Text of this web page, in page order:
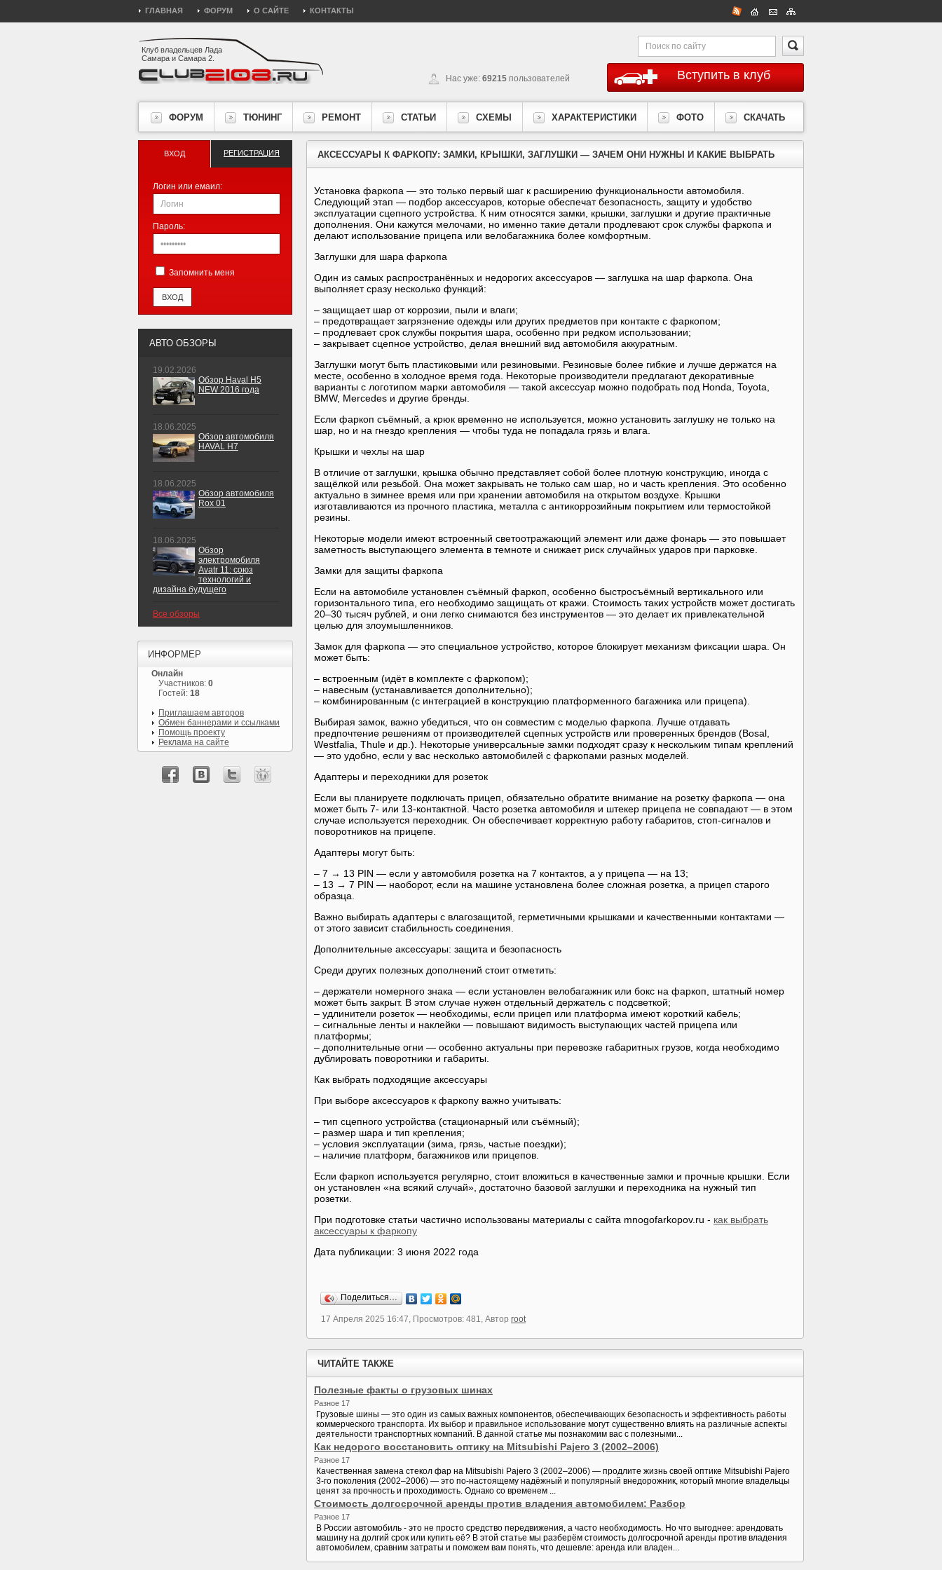
ГЛАВНАЯ ФОРУМ О САЙТЕ КОНТАКТЫ
Клуб владельцев Лада
Самара и Самара 2.
Вступить в клуб
Нас уже: 69215 пользователей
ФОРУМ ТЮНИНГ РЕМОНТ СТАТЬИ СХЕМЫ ХАРАКТЕРИСТИКИ ФОТО СКАЧАТЬ
АКСЕССУАРЫ К ФАРКОПУ: ЗАМКИ, КРЫШКИ, ЗАГЛУШКИ — ЗАЧЕМ ОНИ НУЖНЫ И КАКИЕ ВЫБРАТЬ
Установка фаркопа — это только первый шаг к расширению функциональности автомобиля.
Следующий этап — подбор аксессуаров, которые обеспечат безопасность, защиту и удобство
эксплуатации сцепного устройства. К ним относятся замки, крышки, заглушки и другие практичные
дополнения. Они кажутся мелочами, но именно такие детали продлевают срок службы фаркопа и
делают использование прицепа или велобагажника более комфортным.
Заглушки для шара фаркопа
Один из самых распространённых и недорогих аксессуаров — заглушка на шар фаркопа. Она
выполняет сразу несколько функций:
– защищает шар от коррозии, пыли и влаги;
– предотвращает загрязнение одежды или других предметов при контакте с фаркопом;
– продлевает срок службы покрытия шара, особенно при редком использовании;
– закрывает сцепное устройство, делая внешний вид автомобиля аккуратным.
Заглушки могут быть пластиковыми или резиновыми. Резиновые более гибкие и лучше держатся на
месте, особенно в холодное время года. Некоторые производители предлагают декоративные
варианты с логотипом марки автомобиля — такой аксессуар можно подобрать под Honda, Toyota,
BMW, Mercedes и другие бренды.
Если фаркоп съёмный, а крюк временно не используется, можно установить заглушку не только на
шар, но и на гнездо крепления — чтобы туда не попадала грязь и влага.
Крышки и чехлы на шар
В отличие от заглушки, крышка обычно представляет собой более плотную конструкцию, иногда с
защёлкой или резьбой. Она может закрывать не только сам шар, но и часть крепления. Это особенно
актуально в зимнее время или при хранении автомобиля на открытом воздухе. Крышки
изготавливаются из прочного пластика, металла с антикоррозийным покрытием или термостойкой
резины.
Некоторые модели имеют встроенный светоотражающий элемент или даже фонарь — это повышает
заметность выступающего элемента в темноте и снижает риск случайных ударов при парковке.
Замки для защиты фаркопа
Если на автомобиле установлен съёмный фаркоп, особенно быстросъёмный вертикального или
горизонтального типа, его необходимо защищать от кражи. Стоимость таких устройств может достигать
20–30 тысяч рублей, и они легко снимаются без инструментов — это делает их привлекательной
целью для злоумышленников.
Замок для фаркопа — это специальное устройство, которое блокирует механизм фиксации шара. Он
может быть:
– встроенным (идёт в комплекте с фаркопом);
– навесным (устанавливается дополнительно);
– комбинированным (с интеграцией в конструкцию платформенного багажника или прицепа).
Выбирая замок, важно убедиться, что он совместим с моделью фаркопа. Лучше отдавать
предпочтение решениям от производителей сцепных устройств или проверенных брендов (Bosal,
Westfalia, Thule и др.). Некоторые универсальные замки подходят сразу к нескольким типам креплений
— это удобно, если у вас несколько автомобилей с фаркопами разных моделей.
Адаптеры и переходники для розеток
Если вы планируете подключать прицеп, обязательно обратите внимание на розетку фаркопа — она
может быть 7- или 13-контактной. Часто розетка автомобиля и штекер прицепа не совпадают — в этом
случае используется переходник. Он обеспечивает корректную работу габаритов, стоп-сигналов и
поворотников на прицепе.
Адаптеры могут быть:
– 7 → 13 PIN — если у автомобиля розетка на 7 контактов, а у прицепа — на 13;
– 13 → 7 PIN — наоборот, если на машине установлена более сложная розетка, а прицеп старого
образца.
Важно выбирать адаптеры с влагозащитой, герметичными крышками и качественными контактами —
от этого зависит стабильность соединения.
Дополнительные аксессуары: защита и безопасность
Среди других полезных дополнений стоит отметить:
– держатели номерного знака — если установлен велобагажник или бокс на фаркоп, штатный номер
может быть закрыт. В этом случае нужен отдельный держатель с подсветкой;
– удлинители розеток — необходимы, если прицеп или платформа имеют короткий кабель;
– сигнальные ленты и наклейки — повышают видимость выступающих частей прицепа или
платформы;
– дополнительные огни — особенно актуальны при перевозке габаритных грузов, когда необходимо
дублировать поворотники и габариты.
Как выбрать подходящие аксессуары
При выборе аксессуаров к фаркопу важно учитывать:
– тип сцепного устройства (стационарный или съёмный);
– размер шара и тип крепления;
– условия эксплуатации (зима, грязь, частые поездки);
– наличие платформ, багажников или прицепов.
Если фаркоп используется регулярно, стоит вложиться в качественные замки и прочные крышки. Если
он установлен «на всякий случай», достаточно базовой заглушки и переходника на нужный тип
розетки.
При подготовке статьи частично использованы материалы с сайта mnogofarkopov.ru - как выбрать
аксессуары к фаркопу
Дата публикации: 3 июня 2022 года
Поделиться…
17 Апреля 2025 16:47, Просмотров: 481, Автор root
ЧИТАЙТЕ ТАКЖЕ
Полезные факты о грузовых шинах
Разное 17
Грузовые шины — это один из самых важных компонентов, обеспечивающих безопасность и эффективность работы
коммерческого транспорта. Их выбор и правильное использование могут существенно влиять на различные аспекты
деятельности транспортных компаний. В данной статье мы познакомим вас с полезными...
Как недорого восстановить оптику на Mitsubishi Pajero 3 (2002–2006)
Разное 17
Качественная замена стекол фар на Mitsubishi Pajero 3 (2002–2006) — продлите жизнь своей оптике Mitsubishi Pajero
3-го поколения (2002–2006) — это по-настоящему надёжный и популярный внедорожник, который многие владельцы
ценят за прочность и проходимость. Однако со временем ...
Стоимость долгосрочной аренды против владения автомобилем: Разбор
Разное 17
В России автомобиль - это не просто средство передвижения, а часто необходимость. Но что выгоднее: арендовать
машину на долгий срок или купить её? В этой статье мы разберём стоимость долгосрочной аренды против владения
автомобилем, сравним затраты и поможем вам понять, что дешевле: аренда или владен...
ВХОД РЕГИСТРАЦИЯ
Логин или емаил:
Пароль:
Запомнить меня
АВТО ОБЗОРЫ
19.02.2026
Обзор Haval H5
NEW 2016 года
18.06.2025
Обзор автомобиля
HAVAL H7
18.06.2025
Обзор автомобиля
Rox 01
18.06.2025
Обзор
электромобиля
Avatr 11: союз
технологий и
дизайна будущего
Все обзоры
ИНФОРМЕР
Онлайн
Участников: 0
Гостей: 18
Приглашаем авторов
Обмен баннерами и ссылками
Помощь проекту
Реклама на сайте